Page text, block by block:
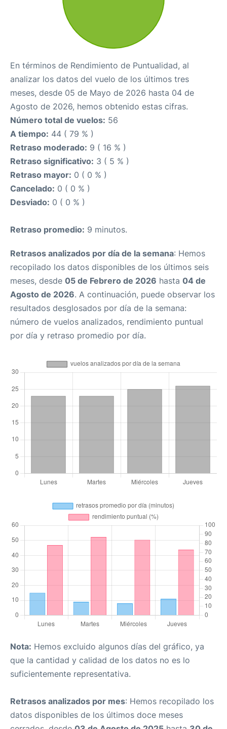
En términos de Rendimiento de Puntualidad, al
analizar los datos del vuelo de los últimos tres
meses, desde 05 de Mayo de 2026 hasta 04 de
Agosto de 2026, hemos obtenido estas cifras.
Número total de vuelos: 56
A tiempo: 44 ( 79 % )
Retraso moderado: 9 ( 16 % )
Retraso significativo: 3 ( 5 % )
Retraso mayor: 0 ( 0 % )
Cancelado: 0 ( 0 % )
Desviado: 0 ( 0 % )
Retraso promedio: 9 minutos.
Retrasos analizados por día de la semana: Hemos
recopilado los datos disponibles de los últimos seis
meses, desde 05 de Febrero de 2026 hasta 04 de
Agosto de 2026. A continuación, puede observar los
resultados desglosados por día de la semana:
número de vuelos analizados, rendimiento puntual
por día y retraso promedio por día.
Nota: Hemos excluido algunos días del gráfico, ya
que la cantidad y calidad de los datos no es lo
suficientemente representativa.
Retrasos analizados por mes: Hemos recopilado los
datos disponibles de los últimos doce meses